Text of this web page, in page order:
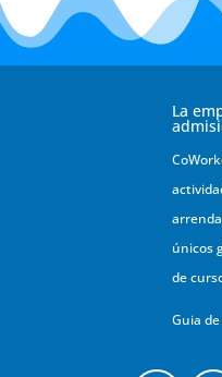
La
únicos
de
Guia